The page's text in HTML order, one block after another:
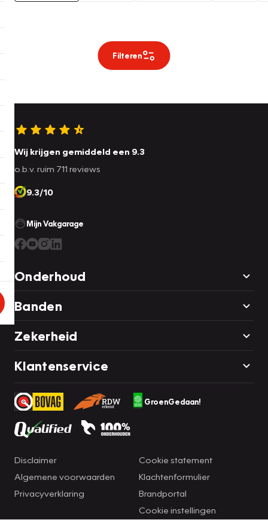
Filteren
Wij krijgen gemiddeld een 9.3
o.b.v. ruim 711 reviews
9.3/10
Mijn Vakgarage
Onderhoud
Banden
Zekerheid
Klantenservice
GroenGedaan!
Disclaimer
Algemene voorwaarden
Privacyverklaring
Cookie statement
Klachtenformulier
Brandportal
Cookie instellingen